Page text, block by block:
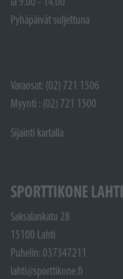
Pyhäpäivät suljettuna
Varaosat: (02) 721 1506
Myynti : (02) 721 1500
Sijainti kartalla
SPORTTIKONE LAHTI
Saksalankatu 28
15100 Lahti
Puhelin: 037347211
lahti@sporttikone.fi